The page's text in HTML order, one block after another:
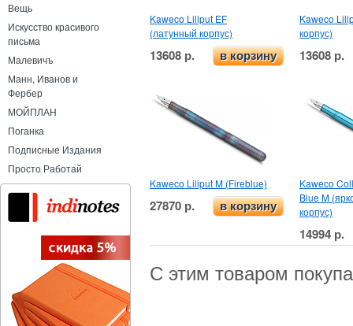
Вещь
Искусство красивого
письма
Малевичъ
Манн, Иванов и
Фербер
МОЙПЛАН
Поганка
Подписные Издания
Просто Работай
Kaweco Liliput EF
(латунный корпус)
13608 р. в корзину
Kaweco
корпус)
13608 р.
Kaweco Liliput M (Fireblue)
27870 р. в корзину
Kaweco
Blue M
корпус)
14994 р.
С этим товаром